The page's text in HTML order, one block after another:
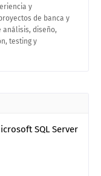
y
de banca y
análisis, diseño,
testing y
SQL Server